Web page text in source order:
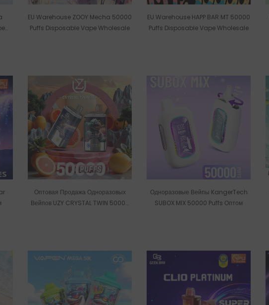
EU Warehouse ZOOY Mecha 50000
Puffs Disposable Vape Wholesale
EU Warehouse HAPP BAR MT 50000
Puffs Disposable Vape Wholesale
Оптовая Продажа Одноразовых
Вейпов UZY CRYSTAL TWIN 50000
Одноразовые Вейпы KangerTech
SUBOX MIX 50000 Puffs Оптом